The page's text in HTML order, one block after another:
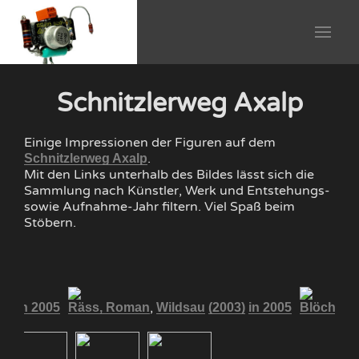
Schnitzlerweg Axalp
Einige Impressionen der Figuren auf dem
Schnitzlerweg Axalp.
Mit den Links unterhalb des Bildes lässt sich die
Sammlung nach Künstler, Werk und Entstehungs-
sowie Aufnahme-Jahr filtern. Viel Spaß beim
Stöbern.
in 2005 Räss, Roman, Wildsau (2003) in 2005